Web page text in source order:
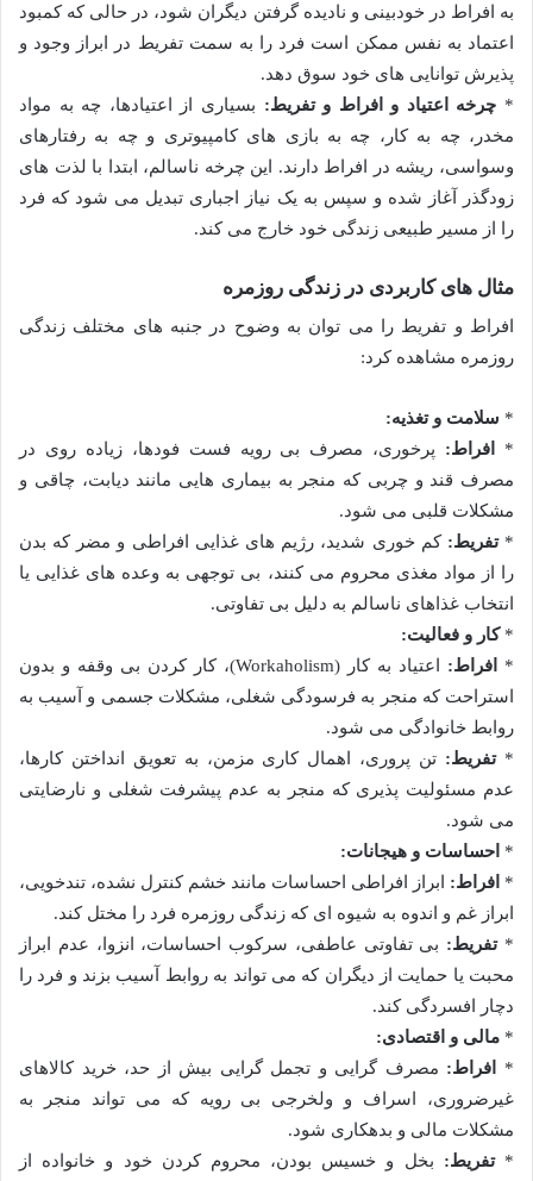
به افراط در خودبینی و نادیده گرفتن دیگران شود، در حالی که کمبود
اعتماد به نفس ممکن است فرد را به سمت تفریط در ابراز وجود و
پذیرش توانایی های خود سوق دهد.
* چرخه اعتیاد و افراط و تفریط: بسیاری از اعتیادها، چه به مواد
مخدر، چه به کار، چه به بازی های کامپیوتری و چه به رفتارهای
وسواسی، ریشه در افراط دارند. این چرخه ناسالم، ابتدا با لذت های
زودگذر آغاز شده و سپس به یک نیاز اجباری تبدیل می شود که فرد
را از مسیر طبیعی زندگی خود خارج می کند.
مثال های کاربردی در زندگی روزمره
افراط و تفریط را می توان به وضوح در جنبه های مختلف زندگی
روزمره مشاهده کرد:
* سلامت و تغذیه:
*
افراط: پرخوری، مصرف بی رویه فست فودها، زیاده روی در
مصرف قند و چربی که منجر به بیماری هایی مانند دیابت، چاقی و
مشکلات قلبی می شود.
*تفریط: کم خوری شدید، رژیم های غذایی افراطی و مضر که بدن
را از مواد مغذی محروم می کنند، بی توجهی به وعده های غذایی یا
انتخاب غذاهای ناسالم به دلیل بی تفاوتی.
*کار و فعالیت:
*
افراط:
اعتیاد به کار (Workaholism)، کار کردن بی وقفه و بدون
استراحت که منجر به فرسودگی شغلی، مشکلات جسمی و آسیب به
روابط خانوادگی می شود.
*تفریط: تن پروری، اهمال کاری مزمن، به تعویق انداختن کارها،
عدم مسئولیت پذیری که منجر به عدم پیشرفت شغلی و نارضایتی
می شود.
* احساسات و هیجانات:
* افراط: ابراز افراطی احساسات مانند خشم کنترل نشده، تندخویی،
ابراز غم و اندوه به شیوه ای که زندگی روزمره فرد را مختل کند.
*تفریط: بی تفاوتی عاطفی، سرکوب احساسات، انزوا، عدم ابراز
محبت یا حمایت از دیگران که می تواند به روابط آسیب بزند و فرد را
دچار افسردگی کند.
* مالی و اقتصادی:
*
افراط: مصرف گرایی و تجمل گرایی بیش از حد، خرید کالاهای
غیرضروری، اسراف و ولخرجی بی رویه که می تواند منجر به
مشکلات مالی و بدهکاری شود.
*تفریط: بخل و خسیس بودن، محروم کردن خود و خانواده از